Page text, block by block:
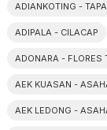
ADIANKOTING -
ADIPALA - CILACAP
ADONARA - FLORES
AEK KUASAN -
AEK LEDONG -